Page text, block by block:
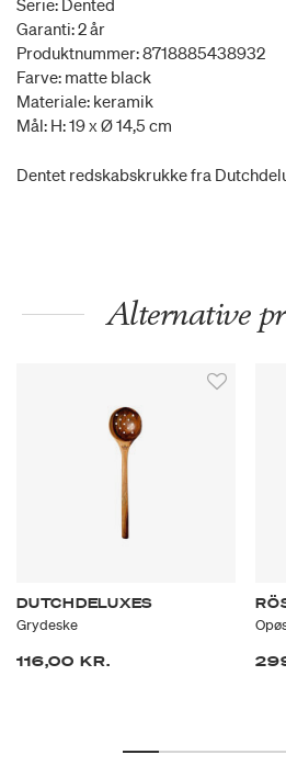
Serie: Dented
Garanti: 2 år
Produktnummer: 8718885438932
Farve: matte black
Materiale: keramik
Mål: H: 19 x Ø 14,5 cm
Dentet redskabskrukke fra
Alternative
DUTCHDELUXES
Grydeske
116,00 KR.